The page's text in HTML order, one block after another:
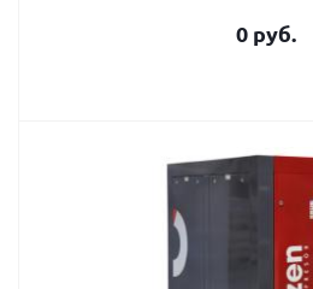
0 руб.